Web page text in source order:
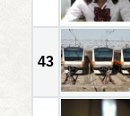
43